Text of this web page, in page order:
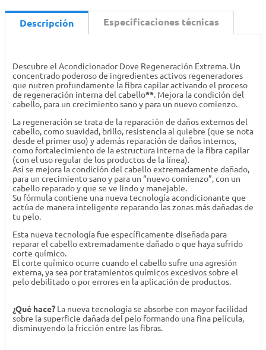
Descripción Especificaciones técnicas
Descubre el Acondicionador Dove Regeneración Extrema. Un
concentrado poderoso de ingredientes activos regeneradores
que nutren profundamente la fibra capilar activando el proceso
de regeneración interna del cabello**. Mejora la condición del
cabello, para un crecimiento sano y para un nuevo comienzo.
La regeneración se trata de la reparación de daños externos del
cabello, como suavidad, brillo, resistencia al quiebre (que se nota
desde el primer uso) y además reparación de daños internos,
como fortalecimiento de la estructura interna de la fibra capilar
(con el uso regular de los productos de la línea).
Así se mejora la condición del cabello extremadamente dañado,
para un crecimiento sano y para un “nuevo comienzo”, con un
cabello reparado y que se ve lindo y manejable.
Su fórmula contiene una nueva tecnología acondicionante que
actúa de manera inteligente reparando las zonas más dañadas de
tu pelo.
Esta nueva tecnología fue específicamente diseñada para
reparar el cabello extremadamente dañado o que haya sufrido
corte químico.
El corte químico ocurre cuando el cabello sufre una agresión
externa, ya sea por tratamientos químicos excesivos sobre el
pelo debilitado o por errores en la aplicación de productos.
¿Qué hace? La nueva tecnología se absorbe con mayor facilidad
sobre la superficie dañada del pelo formando una fina película,
disminuyendo la fricción entre las fibras.